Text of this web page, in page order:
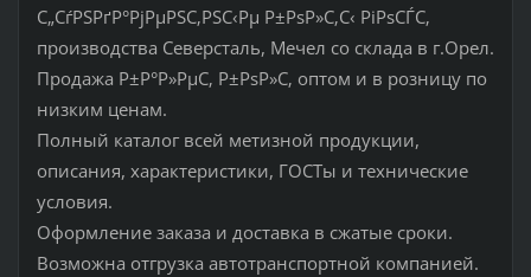
С„СѓРЅРґР°РјРµРЅС‚РЅС‹Рµ Р±РѕР»С‚С‹ РіРѕСЃС‚
производства Северсталь, Мечел со склада в г.Орел.
Продажа Р±Р°Р»РµС‚ Р±РѕР»С‚ оптом и в розницу по
низким ценам.
Полный каталог всей метизной продукции,
описания, характеристики, ГОСТы и технические
условия.
Оформление заказа и доставка в сжатые сроки.
Возможна отгрузка автотранспортной компанией.